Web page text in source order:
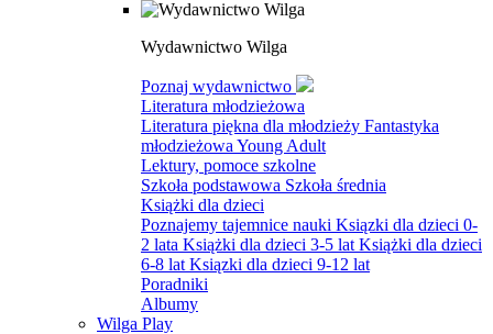
Wydawnictwo Wilga
Poznaj wydawnictwo
Literatura młodzieżowa
Literatura piękna dla młodzieży Fantastyka
młodzieżowa Young Adult
Lektury, pomoce szkolne
Szkoła podstawowa Szkoła średnia
Książki dla dzieci
Poznajemy tajemnice nauki Ksiązki dla dzieci 0-
2 lata Książki dla dzieci 3-5 lat Książki dla dzieci
6-8 lat Ksiązki dla dzieci 9-12 lat
Poradniki
Albumy
Wilga Play